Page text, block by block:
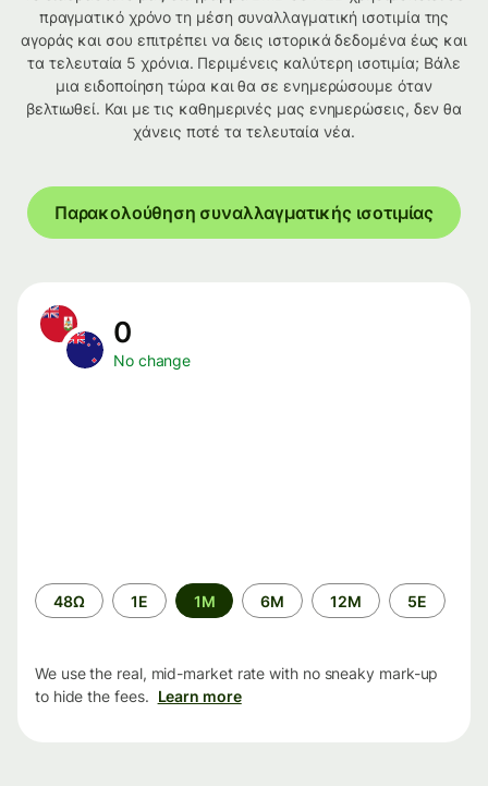
πραγματικό χρόνο τη μέση συναλλαγματική ισοτιμία της
αγοράς και σου επιτρέπει να δεις ιστορικά δεδομένα έως και
τα τελευταία 5 χρόνια. Περιμένεις καλύτερη ισοτιμία; Βάλε
μια ειδοποίηση τώρα και θα σε ενημερώσουμε όταν
βελτιωθεί. Και με τις καθημερινές μας ενημερώσεις, δεν θα
χάνεις ποτέ τα τελευταία νέα.
Παρακολούθηση συναλλαγματικής ισοτιμίας
0
No change
Time
period
48Ω 1Ε 1M 6M 12M 5Ε
We use the real, mid-market rate with no sneaky mark-up
to hide the fees. Learn more